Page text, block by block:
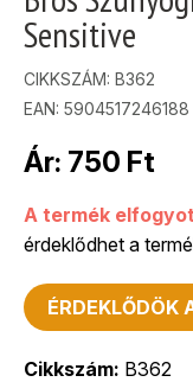
Sensitive
CIKKSZÁM: B362
EAN: 5904517246188
Ár: 750 Ft
A termék
érdeklődhet a
ÉRDEKLŐDÖK
Cikkszám: B362